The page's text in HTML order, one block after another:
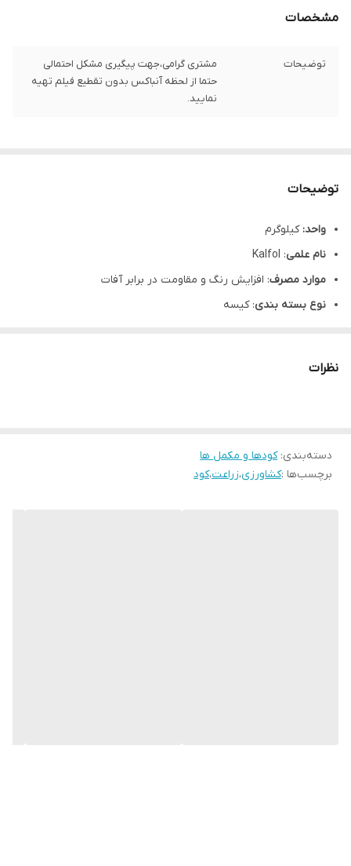
مشخصات
توضیحات
مشتری گرامی،جهت پیگیری مشکل احتمالی
حتما از لحظه آنباکس بدون تقطیع فیلم تهیه
نمایید.
توضیحات
واحد:کیلوگرم
نام علمی: Kalfol
موارد مصرف: افزایش رنگ و مقاومت در برابر آفات
نوع بسته بندی: کیسه
بهترین زمان مصرف از ابتدای دوره رشد و به خصوص مرحله زایشی
گیاه
نظرات
دسته‌بندی:کودها و مکمل ها
برچسب‌ها :کشاورزی،زراعت،کود